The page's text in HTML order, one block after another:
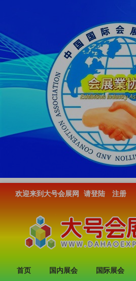
欢迎来到大号会展网 请登陆 注册
首页 国内展会 国际展会